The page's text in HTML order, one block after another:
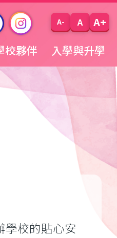
A- A A+
校夥伴 入學與升學
學校的貼心安